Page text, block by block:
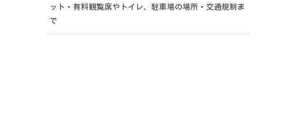
ット・有料観覧席やトイレ、駐車場の場所・交通規制ま
で